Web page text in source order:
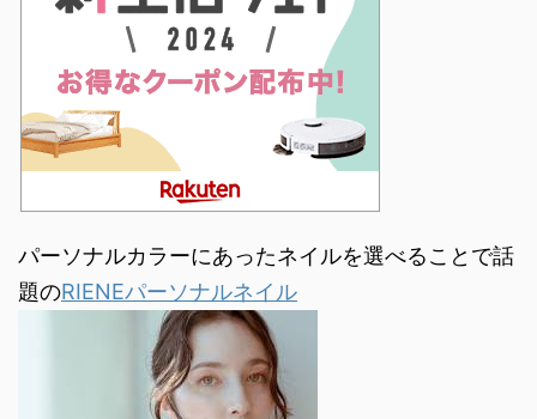
パーソナルカラーにあったネイルを選べることで話
題のRIENEパーソナルネイル